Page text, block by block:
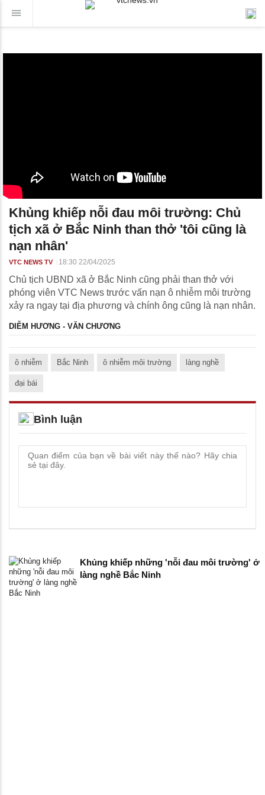
Khủng khiếp nỗi đau môi trường: Chủ
tịch xã ở Bắc Ninh than thở 'tôi cũng là
nạn nhân'
VTC NEWS TV 18:30 22/04/2025
Chủ tịch UBND xã ở Bắc Ninh cũng phải than thở với
phóng viên VTC News trước vấn nạn ô nhiễm môi trường
xảy ra ngay tại địa phương và chính ông cũng là nạn nhân.
DIỄM HƯƠNG - VĂN CHƯƠNG
ô nhiễm Bắc Ninh ô nhiễm môi trường làng nghề
đại bái
Bình luận
Khủng khiếp những 'nỗi đau môi trường' ở
làng nghề Bắc Ninh